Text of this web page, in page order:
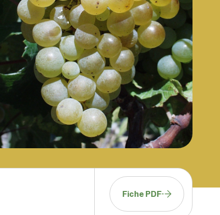
Fiche PDF